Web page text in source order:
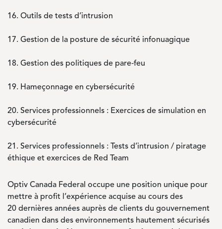
16. Outils de tests d’intrusion
17. Gestion de la posture de sécurité infonuagique
18. Gestion des politiques de pare‑feu
19. Hameçonnage en cybersécurité
20. Services professionnels : Exercices de simulation en
cybersécurité
21. Services professionnels : Tests d’intrusion / piratage
éthique et exercices de Red Team
Optiv Canada Federal occupe une position unique pour
mettre à profit l’expérience acquise au cours des
20 dernières années auprès de clients du gouvernement
canadien dans des environnements hautement sécurisés